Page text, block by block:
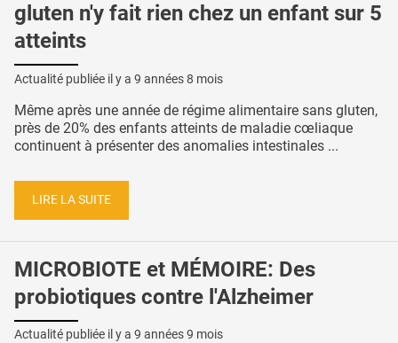
gluten n'y fait rien chez un enfant sur 5
atteints
Actualité publiée il y a 9 années 8 mois
Même après une année de régime alimentaire sans gluten,
près de 20% des enfants atteints de maladie cœliaque
continuent à présenter des anomalies intestinales ...
LIRE LA SUITE
MICROBIOTE et MÉMOIRE: Des
probiotiques contre l'Alzheimer
Actualité publiée il y a 9 années 9 mois